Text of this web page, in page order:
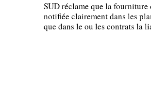
SUD réclame que la fourniture
notifiée clairement dans les
que dans le ou les contrats la